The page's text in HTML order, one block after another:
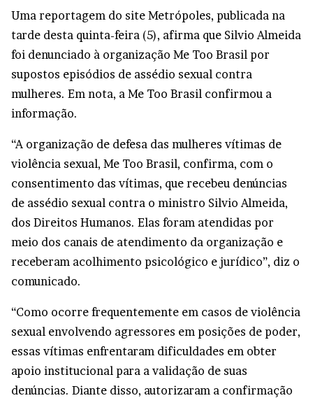
Uma reportagem do site Metrópoles, publicada na
tarde desta quinta-feira (5), afirma que Silvio Almeida
foi denunciado à organização Me Too Brasil por
supostos episódios de assédio sexual contra
mulheres. Em nota, a Me Too Brasil confirmou a
informação.
“A organização de defesa das mulheres vítimas de
violência sexual, Me Too Brasil, confirma, com o
consentimento das vítimas, que recebeu denúncias
de assédio sexual contra o ministro Silvio Almeida,
dos Direitos Humanos. Elas foram atendidas por
meio dos canais de atendimento da organização e
receberam acolhimento psicológico e jurídico”, diz o
comunicado.
“Como ocorre frequentemente em casos de violência
sexual envolvendo agressores em posições de poder,
essas vítimas enfrentaram dificuldades em obter
apoio institucional para a validação de suas
denúncias. Diante disso, autorizaram a confirmação